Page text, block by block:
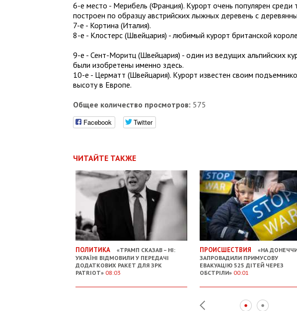
6-е место - Мерибель (Франция). Курорт очень популярен среди
построен по образцу австрийских лыжных деревень с
7-е - Кортина (Италия).
8-е - Клостерс (Швейцария) - любимый курорт британской
9-е - Сент-Моритц (Швейцария) - один из ведущих альпийских
были изобретены именно здесь.
10-е - Церматт (Швейцария). Курорт известен своим
высоту в Европе.
Общее количество просмотров: 575
Facebook Twitter
ЧИТАЙТЕ ТАКЖЕ
ПОЛИТИКА
«ТРАМП СКАЗАВ – НІ:
УКРАЇНІ ВІДМОВИЛИ У ПЕРЕДАЧІ
ДОДАТКОВИХ РАКЕТ ДЛЯ ЗРК
PATRIOT» 08:03
ПРОИСШЕСТВИЯ
«НА
ЗАПРОВАДИЛИ ПРИМУСОВУ
ЕВАКУАЦІЮ 525 ДІТЕЙ ЧЕРЕЗ
ОБСТРІЛИ» 00:01